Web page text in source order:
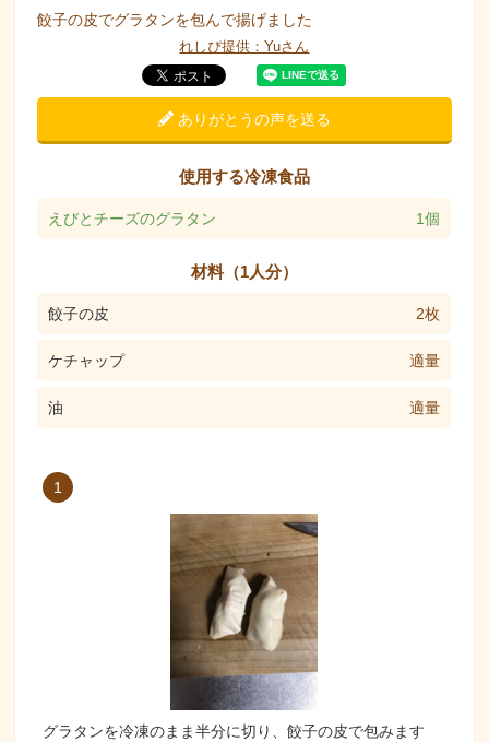
餃子の皮でグラタンを包んで揚げました
れしぴ提供：Yuさん
ありがとうの声を送る
使用する冷凍食品
えびとチーズのグラタン 1個
材料（1人分）
餃子の皮 2枚
ケチャップ 適量
油 適量
1
グラタンを冷凍のまま半分に切り、餃子の皮で包みます